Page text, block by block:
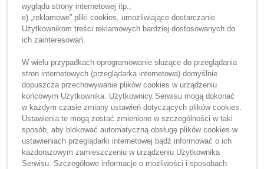
wyglądu strony internetowej itp.;
e) „reklamowe” pliki cookies, umożliwiające dostarczanie
Użytkownikom treści reklamowych bardziej dostosowanych do
ich zainteresowań.
W wielu przypadkach oprogramowanie służące do przeglądania
stron internetowych (przeglądarka internetowa) domyślnie
dopuszcza przechowywanie plików cookies w urządzeniu
końcowym Użytkownika. Użytkownicy Serwisu mogą dokonać
w każdym czasie zmiany ustawień dotyczących plików cookies.
Ustawienia te mogą zostać zmienione w szczególności w taki
sposób, aby blokować automatyczną obsługę plików cookies w
ustawieniach przeglądarki internetowej bądź informować o ich
każdorazowym zamieszczeniu w urządzeniu Użytkownika
Serwisu. Szczegółowe informacje o możliwości i sposobach